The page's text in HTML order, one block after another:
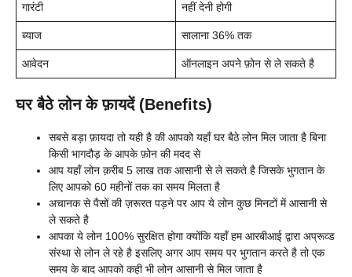
गारंटी नहीं देनी होगी
ब्याज सालाना 36% तक
आवेदन ऑनलाइन अपने फ़ोन से ले सकते है
घर बैठे लोन के फ़ायदें (Benefits)
सबसे बड़ा फ़ायदा तो यही है की आपको यहाँ घर बैठे लोन मिल जाता है बिना
किसी भागदौड़ के आपके फ़ोन की मदद से
आप यहाँ लोन क़रीब 5 लाख तक आसानी से ले सकते है जिसके भुगतान के
लिए आपको 60 महीनों तक का समय मिलता है
अचानक से पैसों की ज़रूरत पड़ने पर आप ये लोन कुछ मिनटों में आसानी से
ले सकते है
आपका ये लोन 100% सुरक्षित होगा क्योंकि यहाँ हम आरबीआई द्वारा अप्रूव्ड
संस्था से लोन ले रहे है इसलिए अगर आप समय पर भुगतान करते है तो एक
समय के बाद आपको कही भी लोन आसानी से मिल जाता है